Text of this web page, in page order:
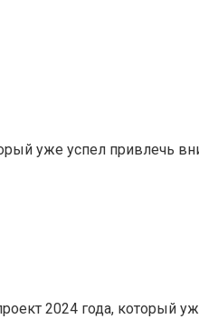
уже успел привлечь
2024 года, который